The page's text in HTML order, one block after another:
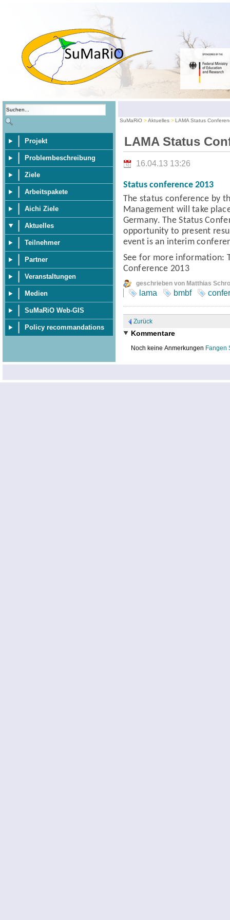
Projekt
Problembeschreibung
Ziele
Arbeitspakete
Aichi Ziele
Aktuelles
Teilnehmer
Partner
Veranstaltungen
Medien
SuMaRiO Web-GIS
Policy recommandations
SuMaRiO Aktuelles LAMA Status
LAMA Status
16.04.13 13:26
Status conference 2013
The status conference by
Management will take
Germany.The Status
opportunity to present
event is an interim
See for more information:
Conference 2013
geschrieben von Matthias
lama bmbf
Zurück
Kommentare
Noch keine Anmerkungen Fangen